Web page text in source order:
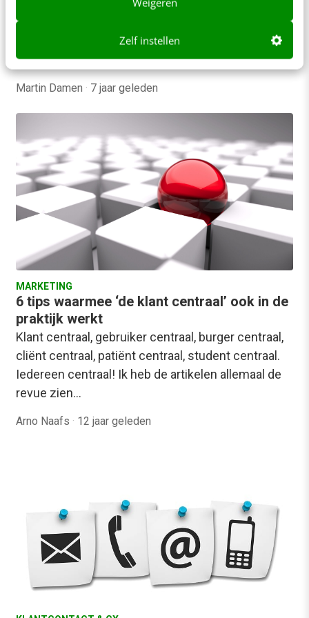
Zelf instellen
Overheden en andere instanties richten zich op
leugenaars en oplichters. In plaats van hun
dienstverlening te verbeteren voor de good guys,
doen…
Martin Damen · 7 jaar geleden
MARKETING
6 tips waarmee ‘de klant centraal’ ook in de
praktijk werkt
Klant centraal, gebruiker centraal, burger centraal,
cliënt centraal, patiënt centraal, student centraal.
Iedereen centraal! Ik heb de artikelen allemaal de
revue zien…
Arno Naafs · 12 jaar geleden